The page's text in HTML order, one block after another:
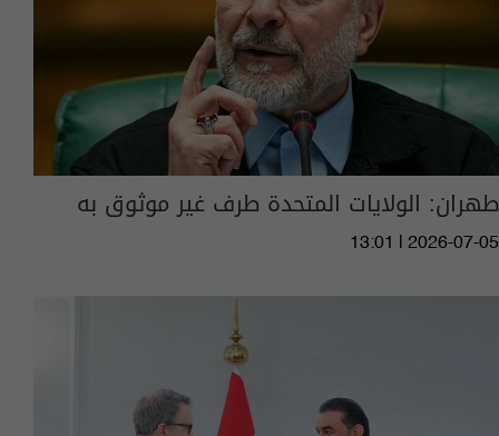
طهران: الولايات المتحدة طرف غير موثوق به
13:01 | 2026-07-05